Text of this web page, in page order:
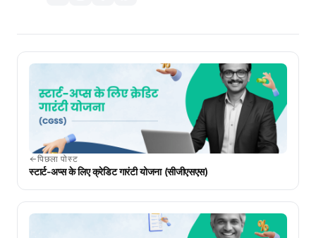
पिछला पोस्ट
स्टार्ट-अप्स के लिए क्रेडिट गारंटी योजना (सीजीएसएस)